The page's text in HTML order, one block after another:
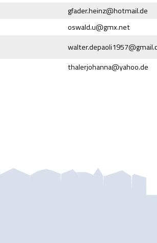
gfader.heinz@hotmail.de
oswald.u@gmx.net
walter.depaoli1957@
thalerjohanna@yahoo.de